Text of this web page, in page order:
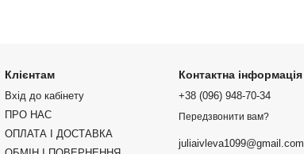
Клієнтам
Вхід до кабінету
ПРО НАС
ОПЛАТА І ДОСТАВКА
Контактна інформація
+38 (096) 948-70-34
Передзвонити вам?
juliaivleva1099@gmail.com